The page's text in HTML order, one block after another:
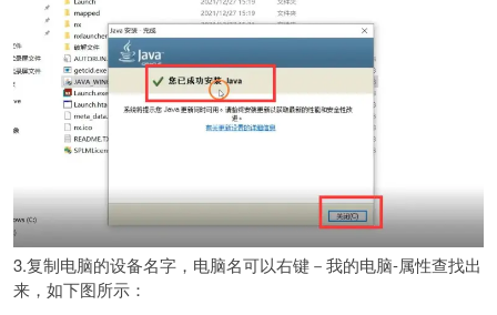
3.复制电脑的设备名字，电脑名可以右键－我的电脑-属性查找出
来，如下图所示：